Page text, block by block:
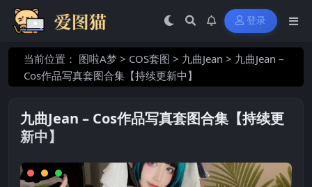
登录
当前位置： 图啦A梦 > COS套图 > 九曲Jean > 九曲Jean –
Cos作品写真套图合集【持续更新中】
九曲Jean – Cos作品写真套图合集【持续更
新中】